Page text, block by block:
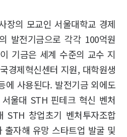
장의 모교인 서울대학교 경제
발전기금으로 각각 100억원
기금은 세계 수준의 교수 지
경제혁신센터 지원, 대학원생
에 사용된다. 발전기금 외에도
울대 STH 핀테크 혁신 벤처
STH 창업초기 벤처투자조합
출자해 유망 스타트업 발굴 및